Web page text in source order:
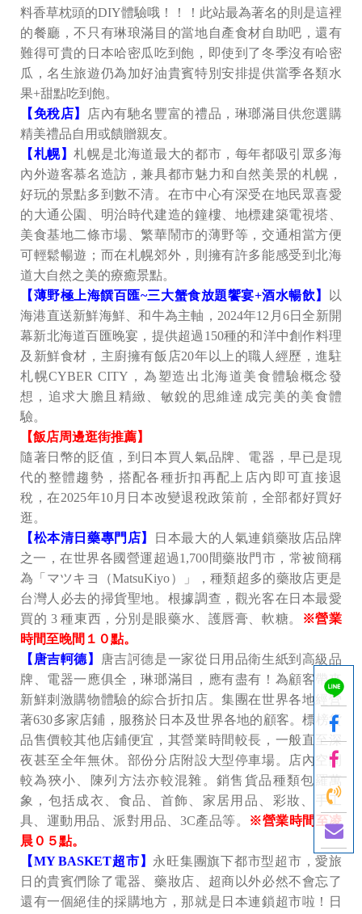
料香草枕頭的DIY體驗哦！！！此站最為著名的則是這裡
的餐廳，不只有琳琅滿目的當地自產食材自助吧，還有
難得可貴的日本哈密瓜吃到飽，即使到了冬季沒有哈密
瓜，名生旅遊仍為加好油貴賓特別安排提供當季各類水
果+甜點吃到飽。
【免稅店】
店內有馳名豐富的禮品，琳瑯滿目供您選購
精美禮品自用或饋贈親友。
【札幌】札幌是北海道最大的都市，每年都吸引眾多海
內外遊客慕名造訪，兼具都市魅力和自然美景的札幌，
好玩的景點多到數不清。在市中心有深受在地民眾喜愛
的大通公園、明治時代建造的鐘樓、地標建築電視塔、
美食基地二條市場、繁華鬧市的薄野等，交通相當方便
可輕鬆暢遊；而在札幌郊外，則擁有許多能感受到北海
道大自然之美的療癒景點。
【薄野極上海饌百匯~三大蟹食放題饗宴+酒水暢飲】
以
海港直送新鮮海鮮、和牛為主軸，2024年12月6日全新開
幕新北海道百匯晚宴，提供超過150種的和洋中創作料理
及新鮮食材，主廚擁有飯店20年以上的職人經歷，進駐
札幌CYBER CITY，為塑造出北海道美食體驗概念發
想，追求大膽且精緻、敏銳的思維達成完美的美食體
驗。
【飯店周邊逛街推薦】
隨著日幣的貶值，到日本買人氣品牌、電器，早已是現
代的整體趨勢，搭配各種折扣再配上店內即可直接退
稅，在2025年10月日本改變退稅政策前，全部都好買好
逛。
【松本清日藥專門店】
日本最大的人氣連鎖藥妝店品牌
之一，在世界各國營運超過1,700間藥妝門市，常被簡稱
為「マツキヨ（MatsuKiyo）」，種類超多的藥妝店更是
台灣人必去的掃貨聖地。根據調查，觀光客在日本最愛
買的 3 種東西，分別是眼藥水、護唇膏、軟糖。
※營業
時間至晚間１０點。
【唐吉軻德】
唐吉訶德是一家從日用品衛生紙到高級品
牌、電器一應俱全，琳瑯滿目，應有盡有！為顧客帶來
新鮮刺激購物體驗的綜合折扣店。集團在世界各地經營
著630多家店鋪，服務於日本及世界各地的顧客。標榜貨
品售價較其他店鋪便宜，其營業時間較長，一般直至深
夜甚至全年無休。部份分店附設大型停車場。店內空間
較為狹小、陳列方法亦較混雜。銷售貨品種類包羅萬
象，包括成衣、食品、首飾、家居用品、彩妝、手工
具、運動用品、派對用品、3C產品等。
※營業時間至凌
晨０５點。
【MY BASKET超市】 永旺集團旗下都市型超市，愛旅
日的貴賓們除了電器、藥妝店、超商以外必然不會忘了
還有一個絕佳的採購地方，那就是日本連鎖超市啦！日